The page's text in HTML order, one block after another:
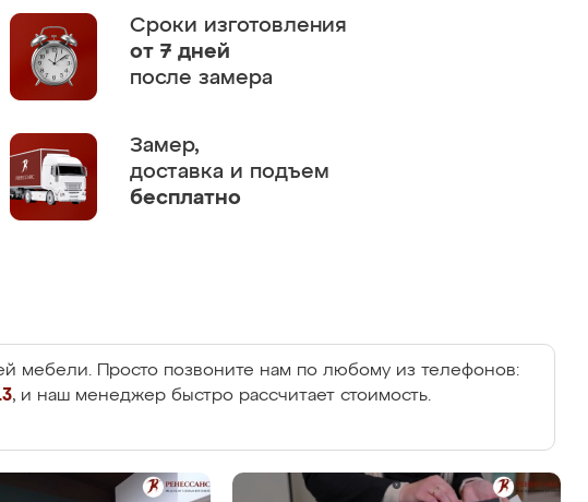
Сроки изготовления
от 7 дней
после замера
Замер,
доставка и подъем
бесплатно
мебели. Просто позвоните нам по любому из телефонов:
, и наш менеджер быстро рассчитает стоимость.